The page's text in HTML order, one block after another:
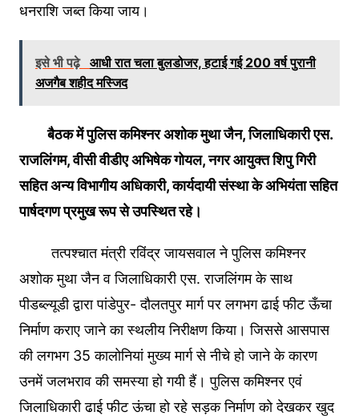
धनराशि जब्त किया जाय।
इसे भी पढ़े आधी रात चला बुलडोजर, हटाई गई 200 वर्ष पुरानी
अजगैब शहीद मस्जिद
बैठक में पुलिस कमिश्नर अशोक मुथा जैन, जिलाधिकारी एस.
राजलिंगम, वीसी वीडीए अभिषेक गोयल, नगर आयुक्त शिपु गिरी
सहित अन्य विभागीय अधिकारी, कार्यदायी संस्था के अभियंता सहित
पार्षदगण प्रमुख रूप से उपस्थित रहे।
तत्पश्चात मंत्री रविंद्र जायसवाल ने पुलिस कमिश्नर
अशोक मुथा जैन व जिलाधिकारी एस. राजलिंगम के साथ
पीडब्ल्यूडी द्वारा पांडेपुर- दौलतपुर मार्ग पर लगभग ढाई फीट ऊँचा
निर्माण कराए जाने का स्थलीय निरीक्षण किया। जिससे आसपास
की लगभग 35 कालोनियां मुख्य मार्ग से नीचे हो जाने के कारण
उनमें जलभराव की समस्या हो गयी हैं। पुलिस कमिश्नर एवं
जिलाधिकारी ढाई फीट ऊंचा हो रहे सड़क निर्माण को देखकर खुद